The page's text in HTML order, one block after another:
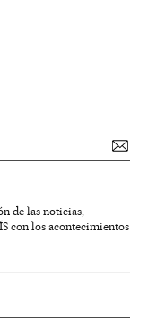
de las noticias,
con los acontecimientos